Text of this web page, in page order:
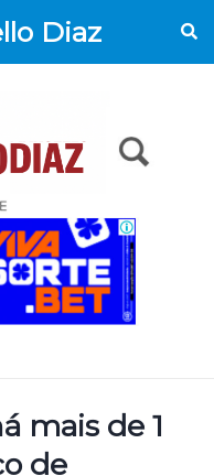
Diaz
mais de 1
de